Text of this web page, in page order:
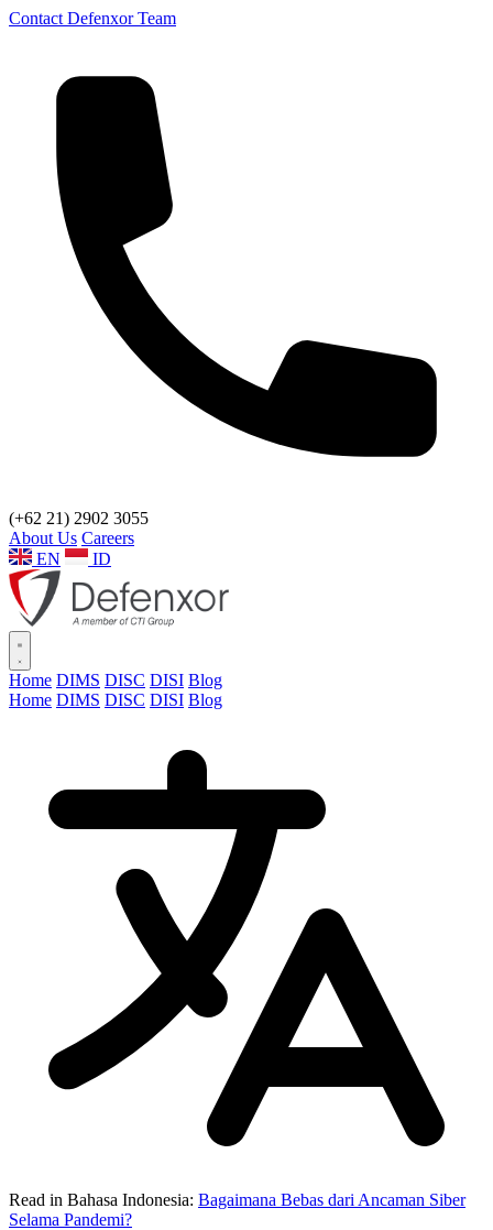
Contact Defenxor Team
(+62 21) 2902 3055
About Us Careers
EN
ID
Home DIMS DISC DISI Blog
Home DIMS DISC DISI Blog
Read in Bahasa Indonesia: Bagaimana Bebas dari Ancaman Siber
Selama Pandemi?